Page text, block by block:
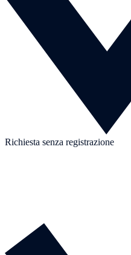
Richiesta senza registrazione